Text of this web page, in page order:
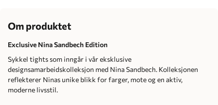
Om produktet
Exclusive Nina Sandbech Edition
Sykkel tights som inngår i vår eksklusive
designsamarbeidskolleksjon med Nina Sandbech. Kolleksjonen
reflekterer Ninas unike blikk for farger, mote og en aktiv,
moderne livsstil.